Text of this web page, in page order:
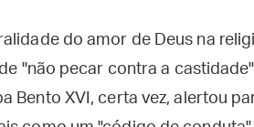
do amor de Deus na
"não pecar contra a
Bento XVI, certa vez, alertou